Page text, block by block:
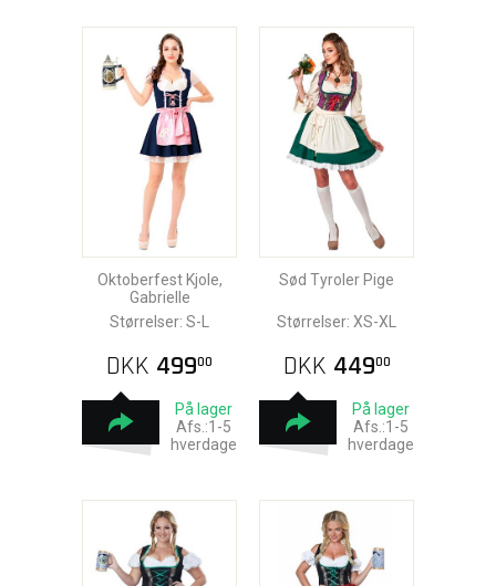
Oktoberfest Kjole,
Gabrielle
Størrelser: S-L
DKK 49900
På lager
Afs.:1-5
hverdage
Sød Tyroler Pige
Størrelser: XS-XL
DKK 44900
På lager
Afs.:1-5
hverdage